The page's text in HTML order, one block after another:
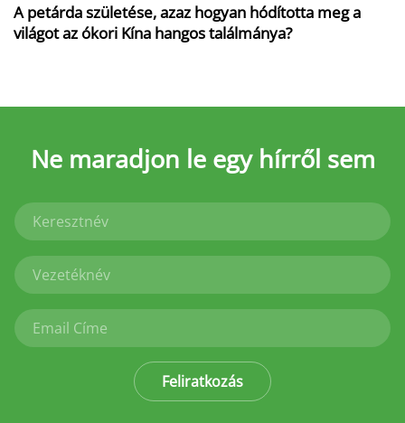
A petárda születése, azaz hogyan hódította meg a
világot az ókori Kína hangos találmánya?
Ne maradjon le egy hírről sem
Feliratkozás